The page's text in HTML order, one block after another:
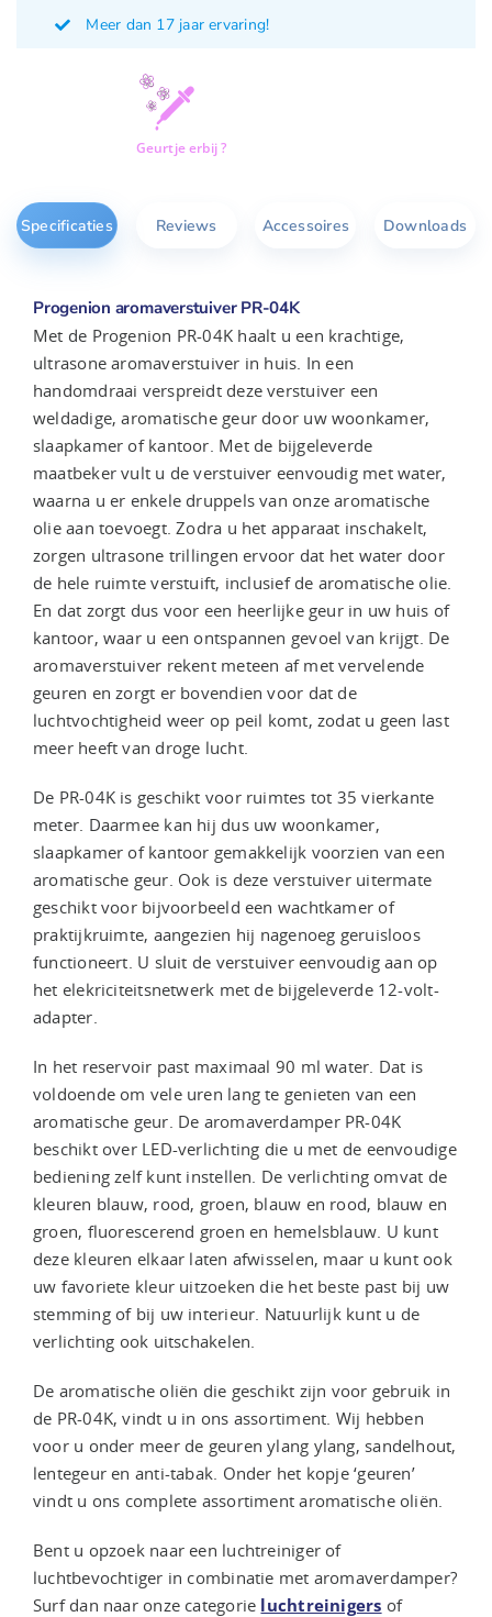
Meer dan 17 jaar ervaring!
Geurtje erbij ?
Specificaties Reviews Accessoires Downloads
Progenion aromaverstuiver PR-04K
Met de Progenion PR-04K haalt u een krachtige,
ultrasone aromaverstuiver in huis. In een
handomdraai verspreidt deze verstuiver een
weldadige, aromatische geur door uw woonkamer,
slaapkamer of kantoor. Met de bijgeleverde
maatbeker vult u de verstuiver eenvoudig met water,
waarna u er enkele druppels van onze aromatische
olie aan toevoegt. Zodra u het apparaat inschakelt,
zorgen ultrasone trillingen ervoor dat het water door
de hele ruimte verstuift, inclusief de aromatische olie.
En dat zorgt dus voor een heerlijke geur in uw huis of
kantoor, waar u een ontspannen gevoel van krijgt. De
aromaverstuiver rekent meteen af met vervelende
geuren en zorgt er bovendien voor dat de
luchtvochtigheid weer op peil komt, zodat u geen last
meer heeft van droge lucht.
De PR-04K is geschikt voor ruimtes tot 35 vierkante
meter. Daarmee kan hij dus uw woonkamer,
slaapkamer of kantoor gemakkelijk voorzien van een
aromatische geur. Ook is deze verstuiver uitermate
geschikt voor bijvoorbeeld een wachtkamer of
praktijkruimte, aangezien hij nagenoeg geruisloos
functioneert. U sluit de verstuiver eenvoudig aan op
het elekriciteitsnetwerk met de bijgeleverde 12-volt-
adapter.
In het reservoir past maximaal 90 ml water. Dat is
voldoende om vele uren lang te genieten van een
aromatische geur. De aromaverdamper PR-04K
beschikt over LED-verlichting die u met de eenvoudige
bediening zelf kunt instellen. De verlichting omvat de
kleuren blauw, rood, groen, blauw en rood, blauw en
groen, fluorescerend groen en hemelsblauw. U kunt
deze kleuren elkaar laten afwisselen, maar u kunt ook
uw favoriete kleur uitzoeken die het beste past bij uw
stemming of bij uw interieur. Natuurlijk kunt u de
verlichting ook uitschakelen.
De aromatische oliën die geschikt zijn voor gebruik in
de PR-04K, vindt u in ons assortiment. Wij hebben
voor u onder meer de geuren ylang ylang, sandelhout,
lentegeur en anti-tabak. Onder het kopje ‘geuren’
vindt u ons complete assortiment aromatische oliën.
Bent u opzoek naar een luchtreiniger of
luchtbevochtiger in combinatie met aromaverdamper?
Surf dan naar onze categorie luchtreinigers of